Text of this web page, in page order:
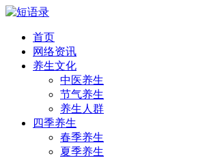
首页
网络资讯
养生文化
中医养生
节气养生
养生人群
四季养生
春季养生
夏季养生